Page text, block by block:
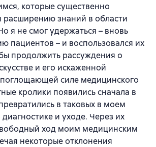
которые существенно
расширению знаний в области
я не смог удержаться – вновь
пациентов – и воспользовался их
продолжить рассуждения о
и его искаженной
силе медицинского
кролики появились сначала в
в таковых в моем
и уходе. Через их
ход моим медицинским
некоторые отклонения